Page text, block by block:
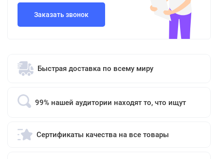
Заказать звонок
Быстрая доставка по всему миру
99% нашей аудитории находят то, что ищут
Сертификаты качества на все товары